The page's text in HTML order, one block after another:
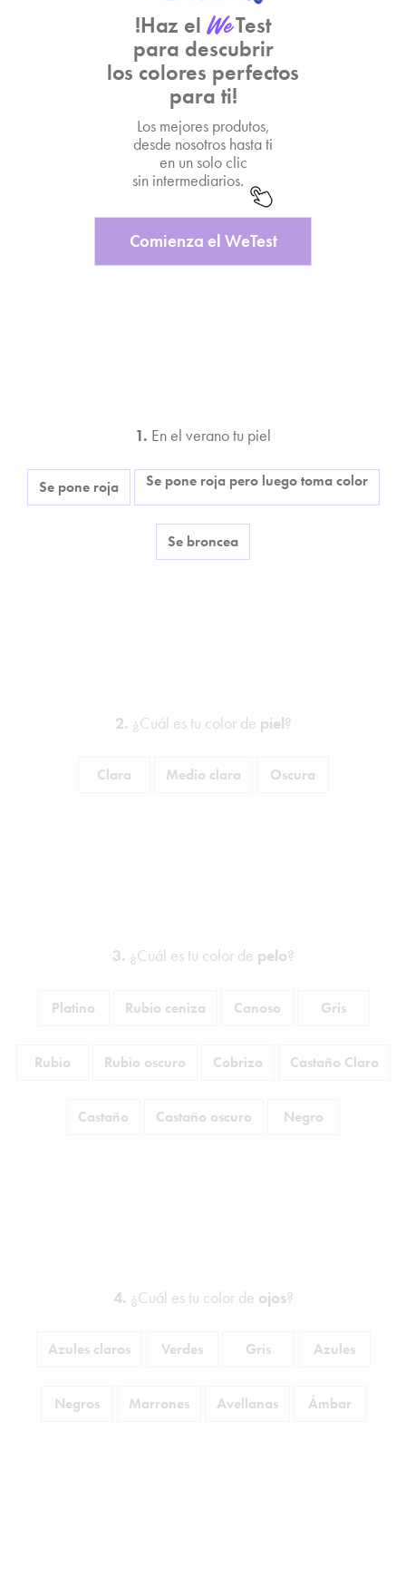
!Haz el
Test
para descubrir
los colores perfectos
para ti!
Los mejores produtos,
desde nosotros hasta ti
en un solo clic
sin intermediarios.
Comienza el WeTest
1. En el verano tu piel
Se pone roja Se pone roja pero luego toma color
Se broncea
2. ¿Cuál es tu color de piel?
Clara Medio clara Oscura
3. ¿Cuál es tu color de pelo?
Platino Rubio ceniza Canoso Gris
Rubio Rubio oscuro Cobrizo Castaño Claro
Castaño Castaño oscuro Negro
4. ¿Cuál es tu color de ojos?
Azules claros Verdes Gris Azules
Negros Marrones Avellanas Ámbar